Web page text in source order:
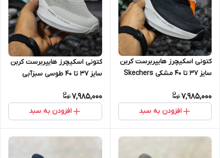
کتونی اسکیچرز هایپربرست کربن
سایز 37 تا 40 مشکی Skechers
7,985,000
افزودن به سبد
کتونی اسکیچرز هایپربرست کربن
سایز 37 تا 40 طوسی سبزآبی
7,985,000
افزودن به سبد